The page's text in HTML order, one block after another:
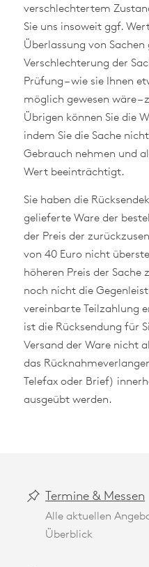
verschlechtertem
Sie uns insoweit ggf.
Überlassung von
Verschlechterung der
Prüfung – wie sie Ihnen
möglich gewesen wäre
Übrigen können Sie die
indem Sie die Sache
Gebrauch nehmen und
Wert beeinträchtigt.
Sie haben die
gelieferte Ware der
der Preis der
von 40 Euro nicht
höheren Preis der
noch nicht die
vereinbarte Teilzahlung
ist die Rücksendung für
Versand der Ware nicht
das
Telefax oder Brief)
ausgeübt werden.
Termine & Messen
Alle aktuellen
Überblick